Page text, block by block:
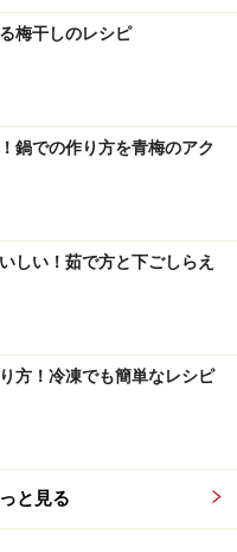
梅干しのレシピ
鍋での作り方を青梅のアク
しい！茹で方と下ごしらえ
方！冷凍でも簡単なレシピ
と見る